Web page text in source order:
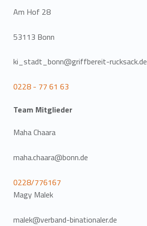
Am Hof 28
53113 Bonn
ki_stadt_bonn@griffbereit-rucksack.de
0228 - 77 61 63
Team Mitglieder
Maha Chaara
maha.chaara@bonn.de
0228/776167
Magy Malek
malek@verband-binationaler.de